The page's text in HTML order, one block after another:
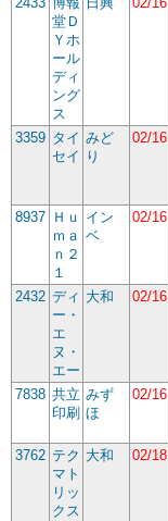
堂Ｄ
Ｙホ
ール
ディ
ング
ス
3359 タイ
セイ
みど
り
02/16
8937 Ｈｕ
ｍａ
ｎ２
１
イン
ベ
02/16
2432 ディ
ー・
エ
ヌ・
エー
大和 02/16
7838 共立
印刷
みず
ほ
02/16
3762 テク
マト
リッ
クス
大和 02/18